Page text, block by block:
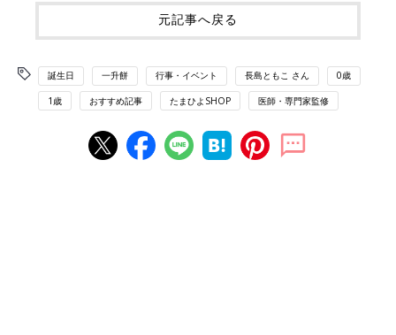
元記事へ戻る
誕生日 一升餅 行事・イベント 長島ともこ さん 0歳
1歳 おすすめ記事 たまひよSHOP 医師・専門家監修